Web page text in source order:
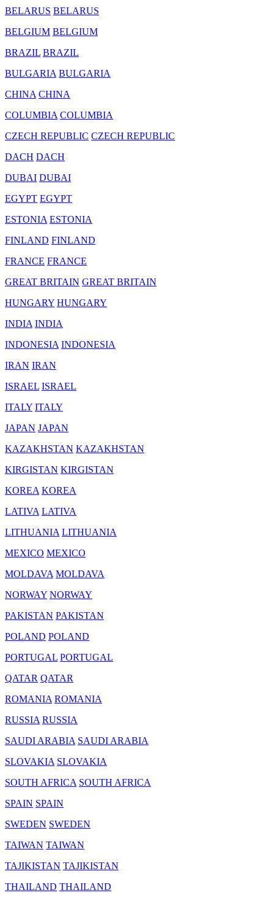
BELARUS BELARUS
BELGIUM BELGIUM
BRAZIL BRAZIL
BULGARIA BULGARIA
CHINA CHINA
COLUMBIA COLUMBIA
CZECH REPUBLIC CZECH REPUBLIC
DACH DACH
DUBAI DUBAI
EGYPT EGYPT
ESTONIA ESTONIA
FINLAND FINLAND
FRANCE FRANCE
GREAT BRITAIN GREAT BRITAIN
HUNGARY HUNGARY
INDIA INDIA
INDONESIA INDONESIA
IRAN IRAN
ISRAEL ISRAEL
ITALY ITALY
JAPAN JAPAN
KAZAKHSTAN KAZAKHSTAN
KIRGISTAN KIRGISTAN
KOREA KOREA
LATIVA LATIVA
LITHUANIA LITHUANIA
MEXICO MEXICO
MOLDAVA MOLDAVA
NORWAY NORWAY
PAKISTAN PAKISTAN
POLAND POLAND
PORTUGAL PORTUGAL
QATAR QATAR
ROMANIA ROMANIA
RUSSIA RUSSIA
SAUDI ARABIA SAUDI ARABIA
SLOVAKIA SLOVAKIA
SOUTH AFRICA SOUTH AFRICA
SPAIN SPAIN
SWEDEN SWEDEN
TAIWAN TAIWAN
TAJIKISTAN TAJIKISTAN
THAILAND THAILAND